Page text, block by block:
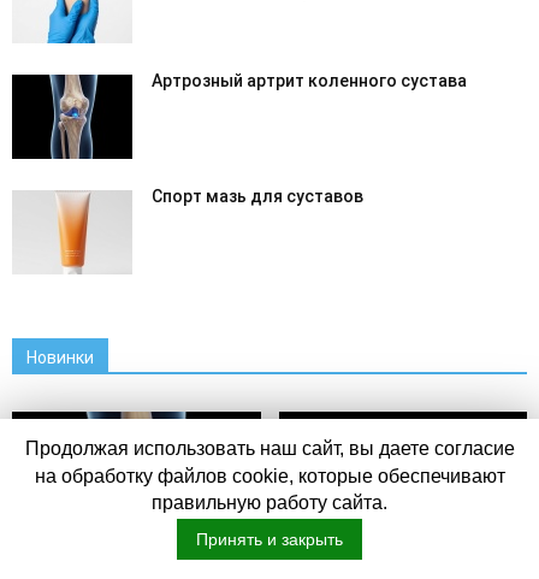
Артрозный артрит коленного сустава
Спорт мазь для суставов
Новинки
Продолжая использовать наш сайт, вы даете согласие
на обработку файлов cookie, которые обеспечивают
правильную работу сайта.
Принять и закрыть